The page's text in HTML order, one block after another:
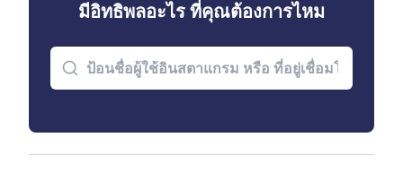
มีอิทธิพลอะไร ที่คุณต้องการไหม